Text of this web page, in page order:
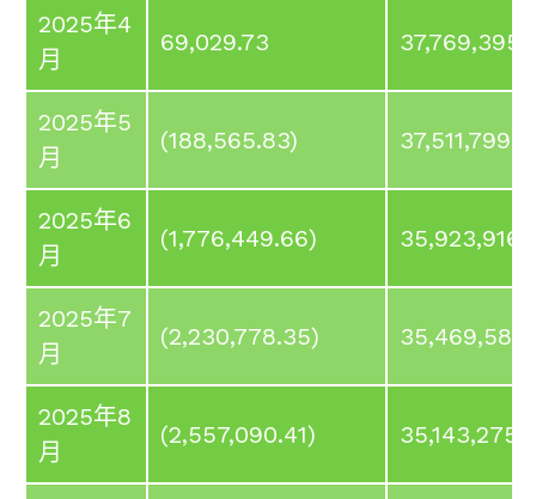
2025年4
月
69,029.73
2025年5
月
(188,565.83)
2025年6
月
(1,776,449.66)
2025年7
月
(2,230,778.35)
2025年8
月
(2,557,090.41)